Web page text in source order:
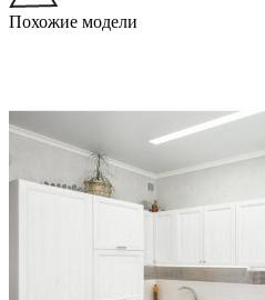
Похожие модели